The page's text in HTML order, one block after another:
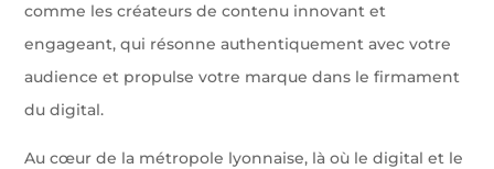
comme les créateurs de contenu innovant et
engageant, qui résonne authentiquement avec votre
audience et propulse votre marque dans le firmament
du digital.
Au cœur de la métropole lyonnaise, là où le digital et le